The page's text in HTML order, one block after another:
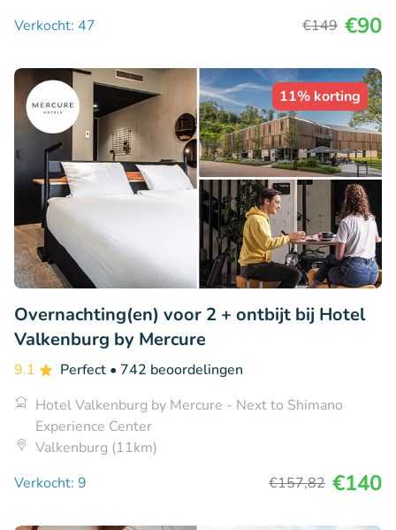
Verkocht: 47
€149 €90
11% korting
Overnachting(en) voor 2 + ontbijt bij Hotel
Valkenburg by Mercure
9.1 Perfect • 742 beoordelingen
Hotel Valkenburg by Mercure - Next to Shimano
Experience Center
Valkenburg (11km)
Verkocht: 9
€157,82 €140